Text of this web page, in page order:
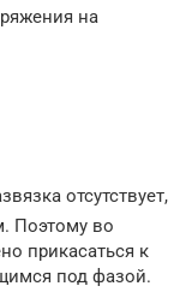
на
отсутствует,
Поэтому во
прикасаться к
под фазой.